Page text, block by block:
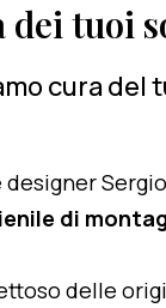
dei tuoi
cura del
di
delle